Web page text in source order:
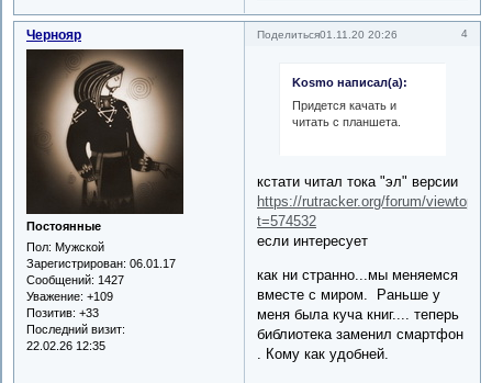
Поделиться 4
01.11.20 20:26
Чернояр
Постоянные
Пол: Мужской
Зарегистрирован: 06.01.17
Сообщений: 1427
Уважение: +109
Позитив: +33
Последний визит:
22.02.26 12:35
Kosmo написал(а):
Придется качать и
читать с планшета.
кстати читал тока "эл" версии
https://rutracker.org/forum/
t=574532
если интересует
как ни странно...мы меняемся
вместе с миром. Раньше у
меня была куча книг.... теперь
библиотека заменил смартфон
. Кому как удобней.